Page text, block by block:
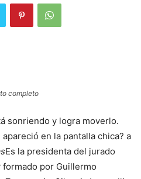
completo
sonriendo y logra moverlo.
apareció en la pantalla chica? a
Es la presidenta del jurado
por Guillermo